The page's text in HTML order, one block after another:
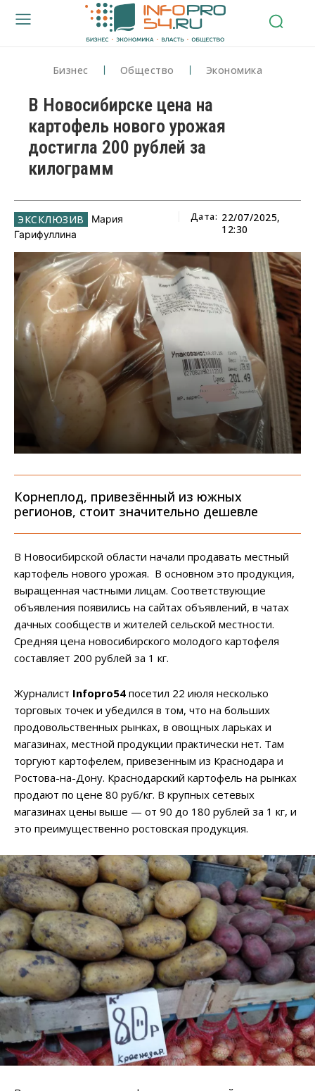
Бизнес Общество Экономика
В Новосибирске цена на
картофель нового урожая
достигла 200 рублей за
килограмм
Мария
Гарифуллина
Дата: 22/07/2025,
12:30
Корнеплод, привезённый из южных
регионов, стоит значительно дешевле
В Новосибирской области начали продавать местный
картофель нового урожая. В основном это продукция,
выращенная частными лицам. Соответствующие
объявления появились на сайтах объявлений, в чатах
дачных сообществ и жителей сельской местности.
Средняя цена новосибирского молодого картофеля
составляет 200 рублей за 1 кг.
Журналист Infopro54 посетил 22 июля несколько
торговых точек и убедился в том, что на больших
продовольственных рынках, в овощных ларьках и
магазинах, местной продукции практически нет. Там
торгуют картофелем, привезенным из Краснодара и
Ростова-на-Дону. Краснодарский картофель на рынках
продают по цене 80 руб/кг. В крупных сетевых
магазинах цены выше — от 90 до 180 рублей за 1 кг, и
это преимущественно ростовская продукция.